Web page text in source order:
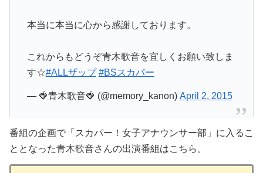
本当に本当に心から感謝しております。
これからもどうぞ青木歌音を宜しくお願い致しま
す☆#ALLザップ #BSスカパー
— 🍓青木歌音🍓 (@memory_kanon) April 2, 2015
番組の企画で「スカパー！女子アナウンサー部」に入るこ
ととなった青木歌音さんの出演番組はこちら。